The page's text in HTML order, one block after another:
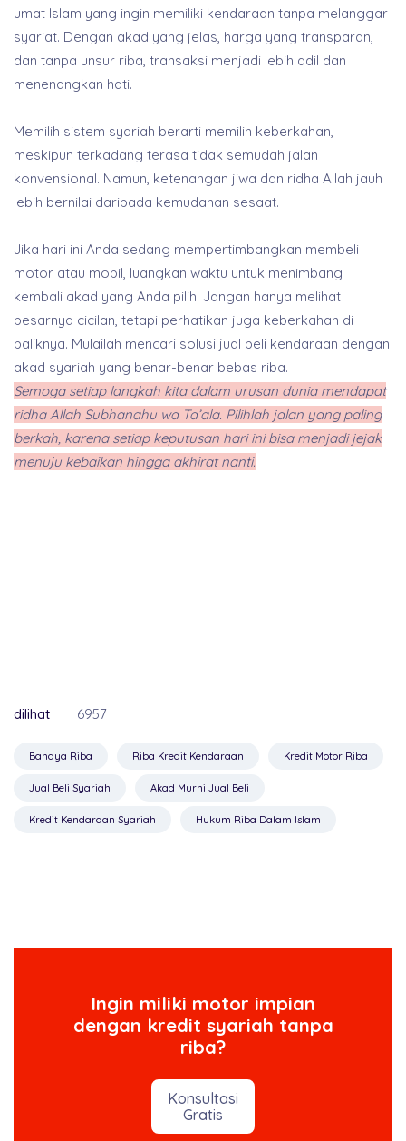
umat Islam yang ingin memiliki kendaraan tanpa melanggar
syariat. Dengan akad yang jelas, harga yang transparan,
dan tanpa unsur riba, transaksi menjadi lebih adil dan
menenangkan hati.
Memilih sistem syariah berarti memilih keberkahan,
meskipun terkadang terasa tidak semudah jalan
konvensional. Namun, ketenangan jiwa dan ridha Allah jauh
lebih bernilai daripada kemudahan sesaat.
Jika hari ini Anda sedang mempertimbangkan membeli
motor atau mobil, luangkan waktu untuk menimbang
kembali akad yang Anda pilih. Jangan hanya melihat
besarnya cicilan, tetapi perhatikan juga keberkahan di
baliknya. Mulailah mencari solusi jual beli kendaraan dengan
akad syariah yang benar-benar bebas riba.
Semoga setiap langkah kita dalam urusan dunia mendapat
ridha Allah Subhanahu wa Ta’ala. Pilihlah jalan yang paling
berkah, karena setiap keputusan hari ini bisa menjadi jejak
menuju kebaikan hingga akhirat nanti.
dilihat 6957
Bahaya Riba Riba Kredit Kendaraan Kredit Motor Riba
Jual Beli Syariah Akad Murni Jual Beli
Kredit Kendaraan Syariah Hukum Riba Dalam Islam
Ingin miliki motor impian
dengan kredit syariah tanpa
riba?
Konsultasi
Gratis